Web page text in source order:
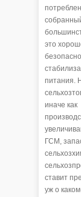
это
питания.
иначе
ГСМ,
ставит
уж о